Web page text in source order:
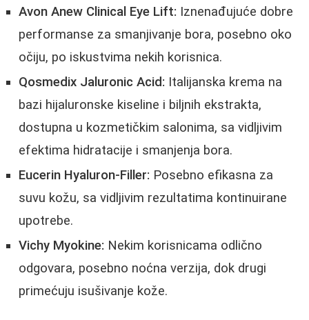
Avon Anew Clinical Eye Lift: Iznenađujuće dobre
performanse za smanjivanje bora, posebno oko
očiju, po iskustvima nekih korisnica.
Qosmedix Jaluronic Acid: Italijanska krema na
bazi hijaluronske kiseline i biljnih ekstrakta,
dostupna u kozmetičkim salonima, sa vidljivim
efektima hidratacije i smanjenja bora.
Eucerin Hyaluron-Filler: Posebno efikasna za
suvu kožu, sa vidljivim rezultatima kontinuirane
upotrebe.
Vichy Myokine: Nekim korisnicama odlično
odgovara, posebno noćna verzija, dok drugi
primećuju isušivanje kože.